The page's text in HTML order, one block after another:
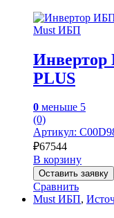
Must ИБП
Инвертор
PLUS
0 меньше 5
(0)
Артикул:
₽67544
В корзину
Оставить заявку
Сравнить
Must ИБП,